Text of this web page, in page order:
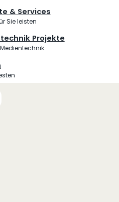
& Services
Sie leisten
Projekte